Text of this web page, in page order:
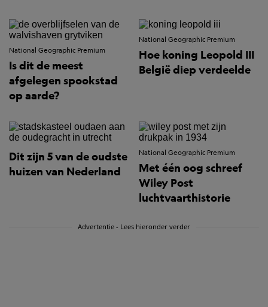
National Geographic Premium
Is dit de meest
afgelegen spookstad
op aarde?
National Geographic Premium
Hoe koning Leopold III
België diep verdeelde
Dit zijn 5 van de oudste
huizen van Nederland
National Geographic Premium
Met één oog schreef
Wiley Post
luchtvaarthistorie
Advertentie - Lees hieronder verder